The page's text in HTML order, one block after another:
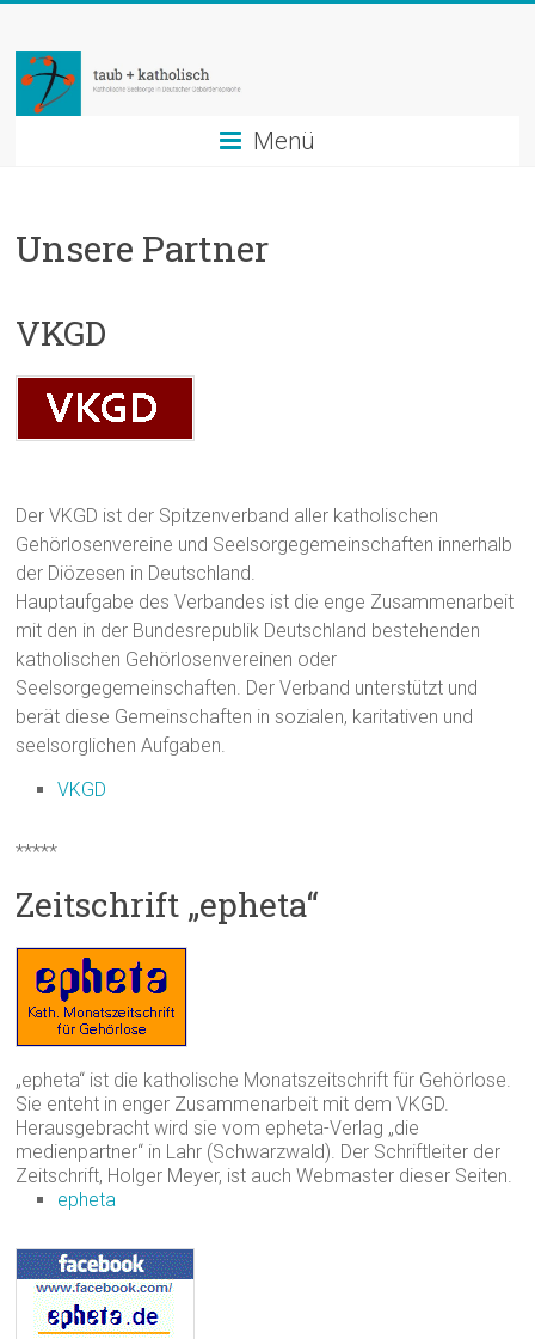
springen
taub
+
katholisch
in
Menü
Unsere Partner
VKGD
Der VKGD ist der Spitzenverband aller katholischen
Gehörlosenvereine und Seelsorgegemeinschaften innerhalb
der Diözesen in Deutschland.
Hauptaufgabe des Verbandes ist die enge Zusammenarbeit
mit den in der Bundesrepublik Deutschland bestehenden
katholischen Gehörlosenvereinen oder
Seelsorgegemeinschaften. Der Verband unterstützt und
berät diese Gemeinschaften in sozialen, karitativen und
seelsorglichen Aufgaben.
VKGD
*****
Zeitschrift „epheta“
„epheta“ ist die katholische Monatszeitschrift für Gehörlose.
Sie enteht in enger Zusammenarbeit mit dem VKGD.
Herausgebracht wird sie vom epheta-Verlag „die
medienpartner“ in Lahr (Schwarzwald). Der Schriftleiter der
Zeitschrift, Holger Meyer, ist auch Webmaster dieser Seiten.
epheta